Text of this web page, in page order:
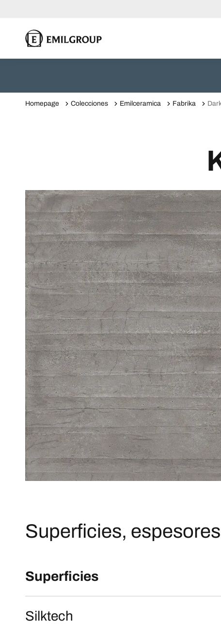
Homepage Colecciones Emilceramica Fabrika
Superficies,
Superficies
Silktech